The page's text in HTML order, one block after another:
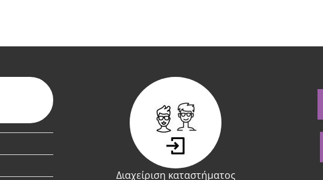
Διαχείριση καταστήματος